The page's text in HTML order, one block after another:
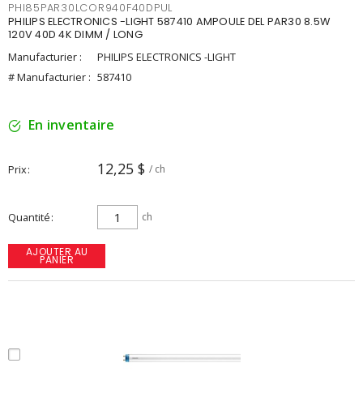
PHI85PAR30LCOR940F40DPUL
PHILIPS ELECTRONICS -LIGHT 587410 AMPOULE DEL PAR30 8.5W
120V 40D 4K DIMM / LONG
Manufacturier :
PHILIPS ELECTRONICS -LIGHT
# Manufacturier : 587410
En inventaire
Prix 12,25 $ / ch
Quantité ch
AJOUTER AU
PANIER